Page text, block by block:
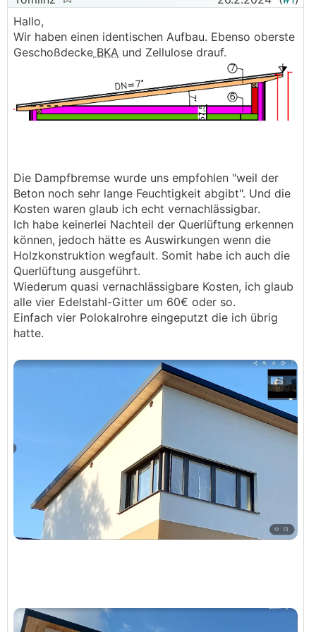
Hallo,
Wir haben einen identischen Aufbau. Ebenso oberste
Geschoßdecke BKA und Zellulose drauf.
Die Dampfbremse wurde uns empfohlen "weil der
Beton noch sehr lange Feuchtigkeit abgibt". Und die
Kosten waren glaub ich echt vernachlässigbar.
Ich habe keinerlei Nachteil der Querlüftung erkennen
können, jedoch hätte es Auswirkungen wenn die
Holzkonstruktion wegfault. Somit habe ich auch die
Querlüftung ausgeführt.
Wiederum quasi vernachlässigbare Kosten, ich glaub
alle vier Edelstahl-Gitter um 60€ oder so.
Einfach vier Polokalrohre eingeputzt die ich übrig
hatte.